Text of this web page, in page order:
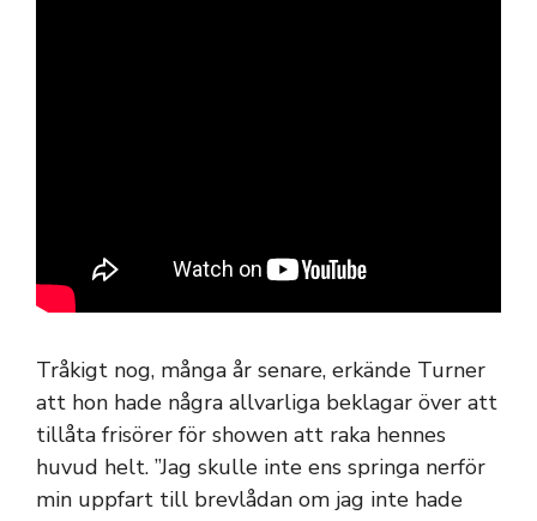
Tråkigt nog, många år senare, erkände Turner
att hon hade några allvarliga beklagar över att
tillåta frisörer för showen att raka hennes
huvud helt. ”Jag skulle inte ens springa nerför
min uppfart till brevlådan om jag inte hade